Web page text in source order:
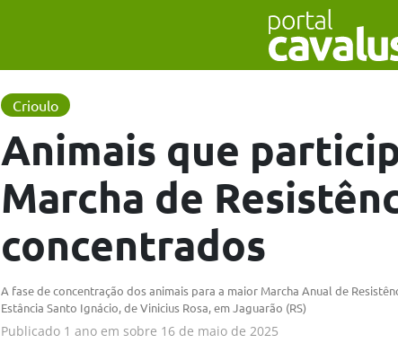
Crioulo
Animais que
Marcha de
concentrados
A fase de concentração dos animais para a maior Marcha Anual de
Estância Santo Ignácio, de Vinicius Rosa, em Jaguarão (RS)
Publicado 1 ano em sobre 16 de maio de 2025